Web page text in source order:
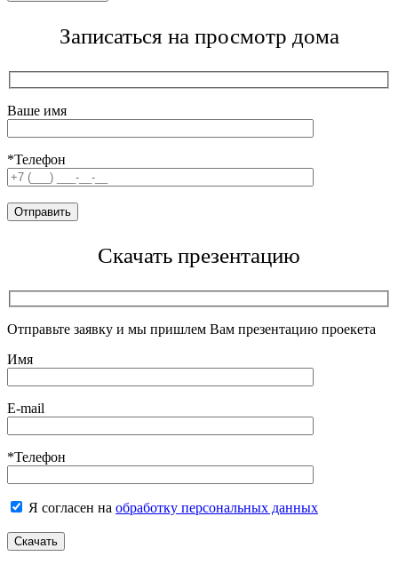
Записаться на просмотр дома
Ваше имя
*Телефон
Скачать презентацию
Отправьте заявку и мы пришлем Вам презентацию проекета
Имя
E-mail
*Телефон
Я согласен на обработку персональных данных